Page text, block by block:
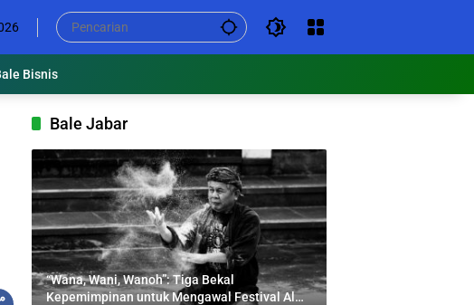
Bisnis
Bale Jabar
“Wana, Wani, Wanoh”: Tiga Bekal
Kepemimpinan untuk Mengawal Festival Al